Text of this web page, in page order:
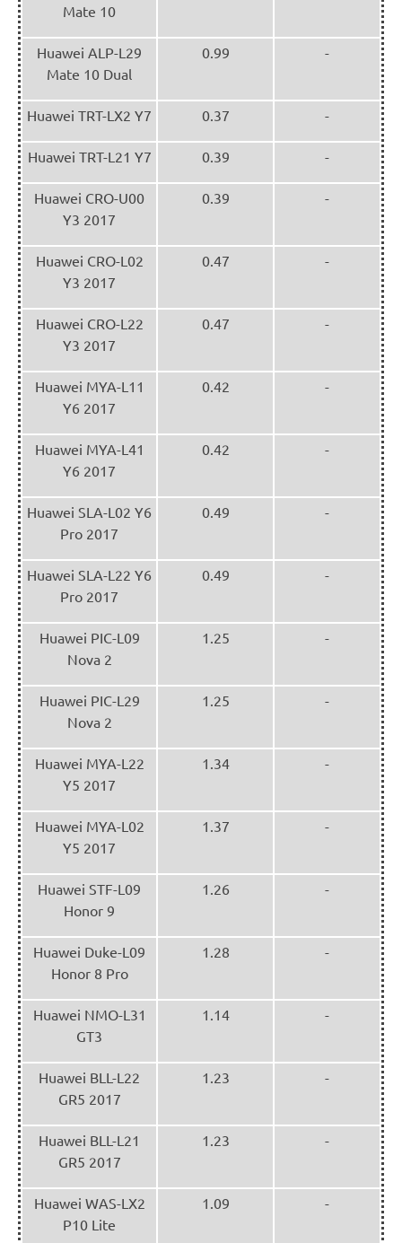
Mate 10
Huawei ALP-L29
Mate 10 Dual
0.99 -
Huawei TRT-LX2 Y7 0.37 -
Huawei TRT-L21 Y7 0.39 -
Huawei CRO-U00
Y3 2017
0.39 -
Huawei CRO-L02
Y3 2017
0.47 -
Huawei CRO-L22
Y3 2017
0.47 -
Huawei MYA-L11
Y6 2017
0.42 -
Huawei MYA-L41
Y6 2017
0.42 -
Huawei SLA-L02 Y6
Pro 2017
0.49 -
Huawei SLA-L22 Y6
Pro 2017
0.49 -
Huawei PIC-L09
Nova 2
1.25 -
Huawei PIC-L29
Nova 2
1.25 -
Huawei MYA-L22
Y5 2017
1.34 -
Huawei MYA-L02
Y5 2017
1.37 -
Huawei STF-L09
Honor 9
1.26 -
Huawei Duke-L09
Honor 8 Pro
1.28 -
Huawei NMO-L31
GT3
1.14 -
Huawei BLL-L22
GR5 2017
1.23 -
Huawei BLL-L21
GR5 2017
1.23 -
Huawei WAS-LX2
P10 Lite
1.09 -